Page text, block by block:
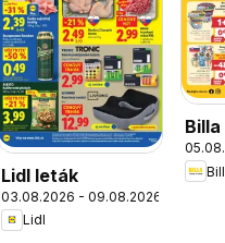
Lidl leták
03.08.2026 - 09.08.2026
Lidl